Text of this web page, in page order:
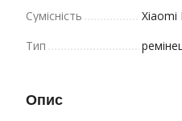
Сумісність
Xiaomi
Тип
Опис